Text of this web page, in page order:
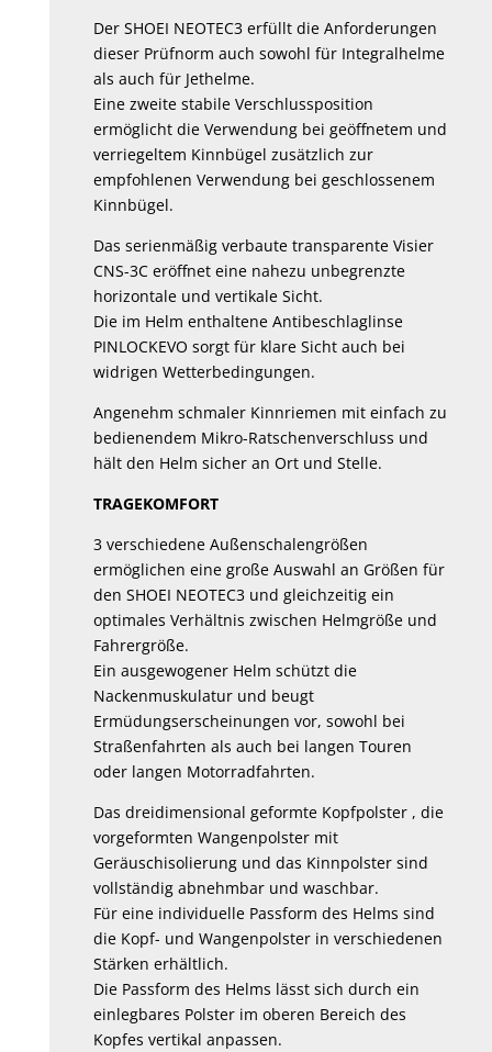
Der SHOEI NEOTEC3 erfüllt die Anforderungen
dieser Prüfnorm auch sowohl für Integralhelme
als auch für Jethelme.
Eine zweite stabile Verschlussposition
ermöglicht die Verwendung bei geöffnetem und
verriegeltem Kinnbügel zusätzlich zur
empfohlenen Verwendung bei geschlossenem
Kinnbügel.
Das serienmäßig verbaute transparente Visier
CNS-3C eröffnet eine nahezu unbegrenzte
horizontale und vertikale Sicht.
Die im Helm enthaltene Antibeschlaglinse
PINLOCKEVO sorgt für klare Sicht auch bei
widrigen Wetterbedingungen.
Angenehm schmaler Kinnriemen mit einfach zu
bedienendem Mikro-Ratschenverschluss und
hält den Helm sicher an Ort und Stelle.
TRAGEKOMFORT
3 verschiedene Außenschalengrößen
ermöglichen eine große Auswahl an Größen für
den SHOEI NEOTEC3 und gleichzeitig ein
optimales Verhältnis zwischen Helmgröße und
Fahrergröße.
Ein ausgewogener Helm schützt die
Nackenmuskulatur und beugt
Ermüdungserscheinungen vor, sowohl bei
Straßenfahrten als auch bei langen Touren
oder langen Motorradfahrten.
Das dreidimensional geformte Kopfpolster , die
vorgeformten Wangenpolster mit
Geräuschisolierung und das Kinnpolster sind
vollständig abnehmbar und waschbar.
Für eine individuelle Passform des Helms sind
die Kopf- und Wangenpolster in verschiedenen
Stärken erhältlich.
Die Passform des Helms lässt sich durch ein
einlegbares Polster im oberen Bereich des
Kopfes vertikal anpassen.